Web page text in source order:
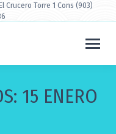
Crucero Torre 1 Cons (903)
15 ENERO